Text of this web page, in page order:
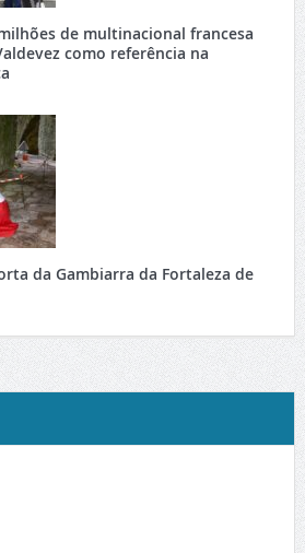
de multinacional francesa
como referência na
da Gambiarra da Fortaleza de